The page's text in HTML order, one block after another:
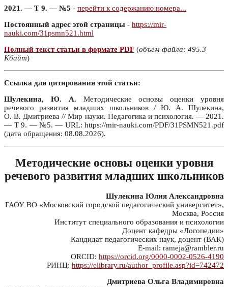
2021. — Т 9. — №5 - перейти к содержанию номера...
Постоянный адрес этой страницы - https://mir-
nauki.com/31psmn521.html
Полный текст статьи в формате PDF (объем файла: 495.3
Кбайт)
Ссылка для цитирования этой статьи:
Шулекина, Ю. А. Методические основы оценки уровня
речевого развития младших школьников / Ю. А. Шулекина,
О. В. Дмитриева // Мир науки. Педагогика и психология. — 2021.
— Т 9. — №5. — URL: https://mir-nauki.com/PDF/31PSMN521.pdf
(дата обращения: 08.08.2026).
Методические основы оценки уровня
речевого развития младших школьников
Шулекина Юлия Александровна
ГАОУ ВО «Московский городской педагогический университет»,
Москва, Россия
Институт специального образования и психологии
Доцент кафедры «Логопедии»
Кандидат педагогических наук, доцент (ВАК)
E-mail: rameja@rambler.ru
ORCID: https://orcid.org/0000-0002-0526-4190
РИНЦ: https://elibrary.ru/author_profile.asp?id=742472
Дмитриева Ольга Владимировна